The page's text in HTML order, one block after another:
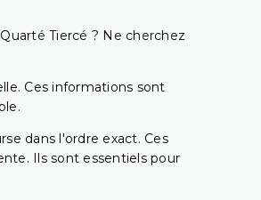
Tiercé ? Ne cherchez
Ces informations sont
dans l'ordre exact. Ces
Ils sont essentiels pour